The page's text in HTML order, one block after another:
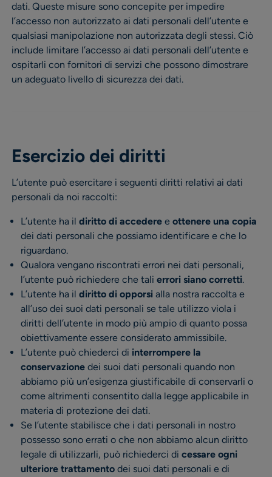
dati. Queste misure sono concepite per impedire
l’accesso non autorizzato ai dati personali dell’utente e
qualsiasi manipolazione non autorizzata degli stessi. Ciò
include limitare l’accesso ai dati personali dell’utente e
ospitarli con fornitori di servizi che possono dimostrare
un adeguato livello di sicurezza dei dati.
Esercizio dei diritti
L’utente può esercitare i seguenti diritti relativi ai dati
personali da noi raccolti:
L’utente ha il diritto di accedere e ottenere una copia
dei dati personali che possiamo identificare e che lo
riguardano.
Qualora vengano riscontrati errori nei dati personali,
l’utente può richiedere che tali errori siano corretti.
L’utente ha il diritto di opporsi alla nostra raccolta e
all’uso dei suoi dati personali se tale utilizzo viola i
diritti dell’utente in modo più ampio di quanto possa
obiettivamente essere considerato ammissibile.
L’utente può chiederci di interrompere la
conservazione dei suoi dati personali quando non
abbiamo più un’esigenza giustificabile di conservarli o
come altrimenti consentito dalla legge applicabile in
materia di protezione dei dati.
Se l’utente stabilisce che i dati personali in nostro
possesso sono errati o che non abbiamo alcun diritto
legale di utilizzarli, può richiederci di cessare ogni
ulteriore trattamento dei suoi dati personali e di